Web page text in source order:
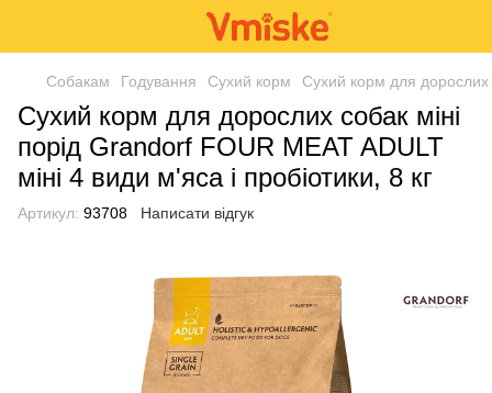
Собакам Годування Сухий корм Сухий корм для дорослих
Сухий корм для дорослих собак міні
порід Grandorf FOUR MEAT ADULT
міні 4 види м'яса і пробіотики, 8 кг
Артикул: 93708 Написати відгук